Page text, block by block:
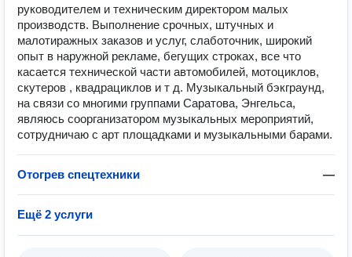
руководителем и техническим директором малых
производств. Выполнение срочных, штучных и
малотиражных заказов и услуг, слаботочник, широкий
опыт в наружной рекламе, бегущих строках, все что
касается технической части автомобилей, мотоциклов,
скутеров , квадрациклов и т д. Музыкальный бэкграунд,
на связи со многими группами Саратова, Энгельса,
являюсь соорганизатором музыкальных мероприятий,
сотрудничаю с арт площадками и музыкальными барами.
Отогрев спецтехники —
Ещё 2 услуги